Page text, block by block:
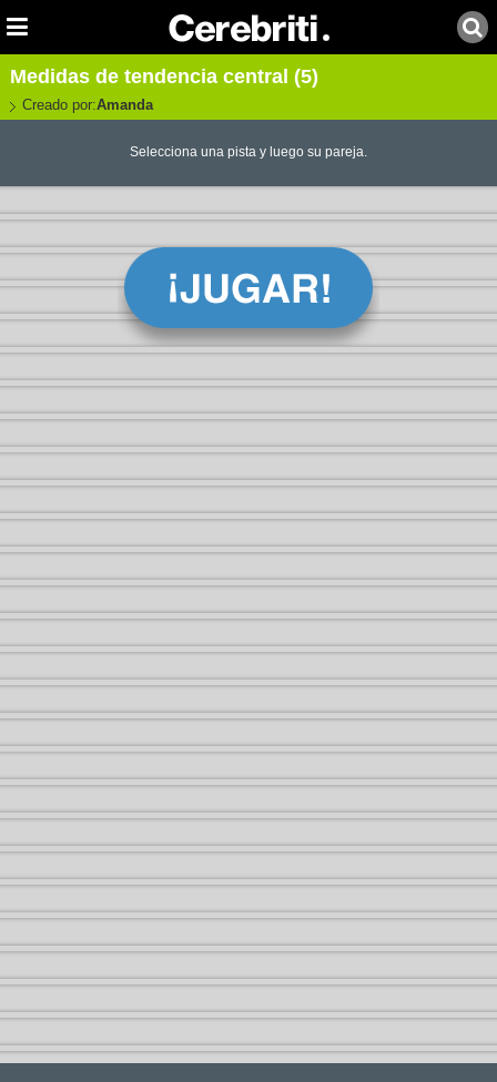
Medidas de tendencia central (5)
Creado por:Amanda
Selecciona una pista y luego su pareja.